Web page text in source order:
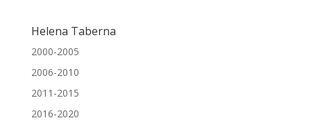
Helena Taberna
2000-2005
2006-2010
2011-2015
2016-2020